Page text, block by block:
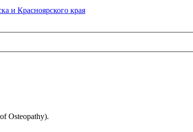
и Красноярского края
Osteopathy).